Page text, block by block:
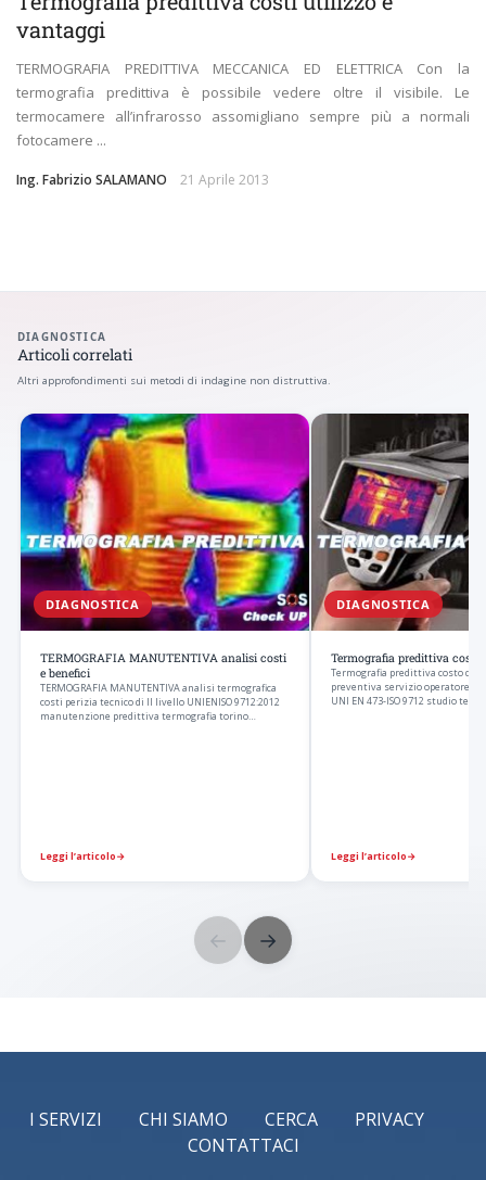
vantaggi
TERMOGRAFIA PREDITTIVA MECCANICA ED ELETTRICA Con la
termografia predittiva è possibile vedere oltre il visibile. Le
termocamere all’infrarosso assomigliano sempre più a normali
fotocamere ...
Ing. Fabrizio SALAMANO 21 Aprile 2013
DIAGNOSTICA
Articoli correlati
Altri approfondimenti sui metodi di indagine non distruttiva.
DIAGNOSTICA
TERMOGRAFIA MANUTENTIVA analisi costi
e benefici
TERMOGRAFIA MANUTENTIVA analisi termografica
costi perizia tecnico di II livello UNIENISO 9712:2012
manutenzione predittiva termografia torino…
Leggi l’articolo→
DIAGNOSTICA
Termografia predittiva costi
Termografia predittiva costo
preventiva servizio operatore di
UNI EN 473-ISO 9712 studio
Leggi l’articolo→
← →
I SERVIZI CHI SIAMO CERCA
PRIVACY
CONTATTACI